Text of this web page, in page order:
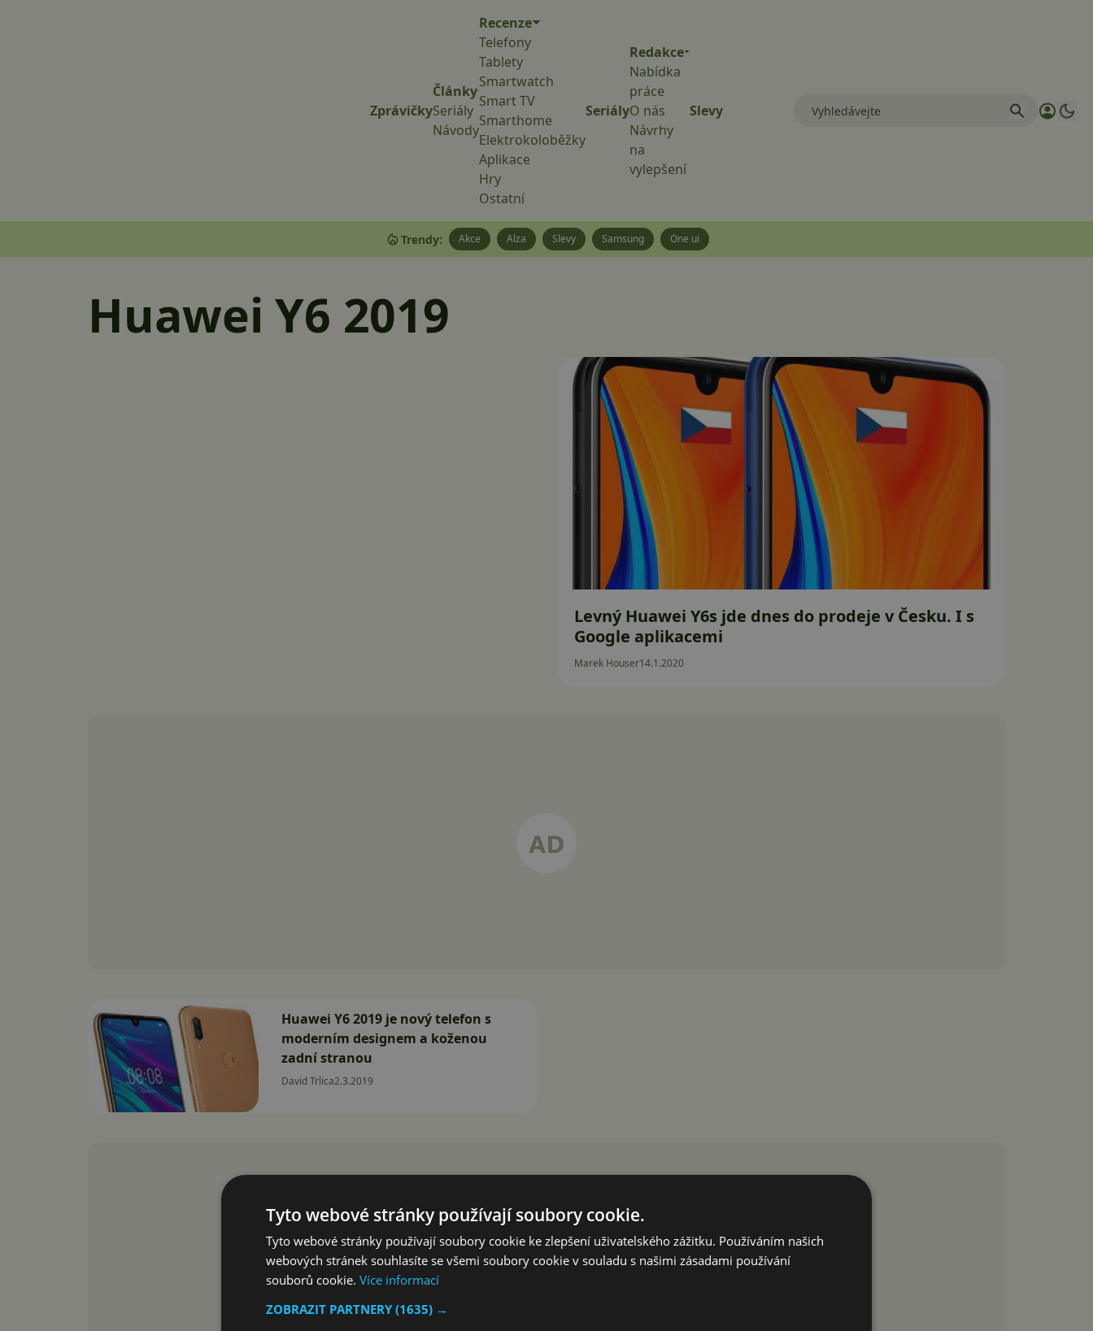
Zprávičky
Články
Seriály
Návody
Recenze
Telefony
Tablety
Smartwatch
Smart TV
Smarthome
Elektrokoloběžky
Aplikace
Hry
Ostatní
Seriály
Redakce
Nabídka
práce
O nás
Návrhy
na
vylepšení
Slevy
Trendy: Akce Alza Slevy Samsung One ui
Huawei Y6 2019
Levný Huawei Y6s jde dnes do prodeje v Česku. I s
Google aplikacemi
Marek Houser14.1.2020
Huawei Y6 2019 je nový telefon s
moderním designem a koženou
zadní stranou
David Trlica2.3.2019
Tyto webové stránky používají soubory cookie.
Tyto webové stránky používají soubory cookie ke zlepšení uživatelského zážitku. Používáním našich
webových stránek souhlasíte se všemi soubory cookie v souladu s našimi zásadami používání
souborů cookie. Více informací
ZOBRAZIT PARTNERY(1635) →